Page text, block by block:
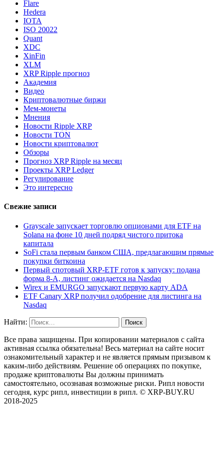
Flare
Hedera
IOTA
ISO 20022
Quant
XDC
XinFin
XLM
XRP Ripple прогноз
Академия
Видео
Криптовалютные биржи
Мем-монеты
Мнения
Новости Ripple XRP
Новости TON
Новости криптовалют
Обзоры
Прогноз XRP Ripple на месяц
Проекты XRP Ledger
Регулирование
Это интересно
Свежие записи
Grayscale запускает торговлю опционами для ETF на
Solana на фоне 10 дней подряд чистого притока
капитала
SoFi стала первым банком США, предлагающим прямые
покупки биткоина
Первый спотовый XRP-ETF готов к запуску: подана
форма 8-А, листинг ожидается на Nasdaq
Wirex и EMURGO запускают первую карту ADA
ETF Canary XRP получил одобрение для листинга на
Nasdaq
Найти:
Все права защищены. При копировании материалов с сайта
активная ссылка обязательна! Весь материал на сайте носит
ознакомительный характер и не является прямым призывом к
каким-либо действиям. Решение об операциях по покупке,
продаже криптовалюты Вы должны принимать
самостоятельно, осознавая возможные риски. Рипл новости
сегодня, курс рипл, инвестиции в рипл. © XRP-BUY.RU
2018-2025